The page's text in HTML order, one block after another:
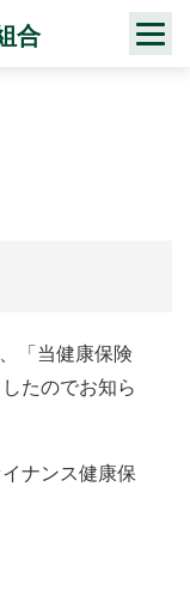
合
「当健康保険
たのでお知ら
ナンス健康保